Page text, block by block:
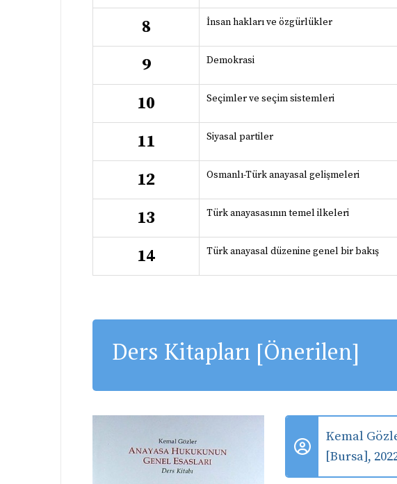
8 İnsan hakları ve özgürlükler
9 Demokrasi
10 Seçimler ve seçim sistemleri
11 Siyasal partiler
12 Osmanlı-Türk anayasal gelişmeleri
13 Türk anayasasının temel ilkeleri
14 Türk anayasal düzenine genel bir bakış
Ders Kitapları [Önerilen]
Kemal
[Bursa],